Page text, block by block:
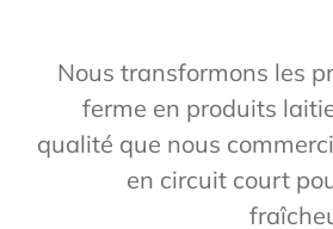
Nous transformons les
ferme en produits
qualité que nous
en circuit court